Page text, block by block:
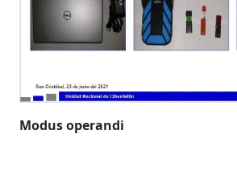
Modus operandi